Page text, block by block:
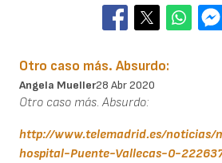
Otro caso más. Absurdo:
Angela Mueller28 Abr 2020
Otro caso más. Absurdo:
http://www.telemadrid.es/noticias/
hospital-Puente-Vallecas-0-